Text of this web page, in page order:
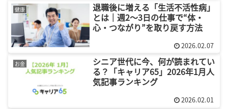
健康
退職後に増える「生活不活性病」
とは｜週2〜3日の仕事で“体・
心・つながり”を取り戻す方法
2026.02.07
お金
シニア世代に今、何が読まれてい
る？「キャリア65」2026年1月人
気記事ランキング
2026.02.01